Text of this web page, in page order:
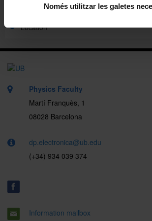
Només utilitzar les galetes
Directory
Location
Physics Faculty
Martí Franquès, 1
08028 Barcelona
dp.electronica@ub.edu
(+34) 934 039 374
Information mailbox